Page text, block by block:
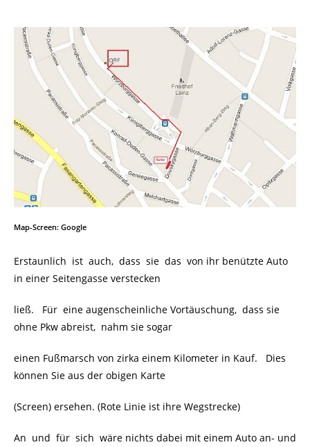
Map-Screen: Google
Erstaunlich ist auch, dass sie das von ihr benützte Auto
in einer Seitengasse verstecken
ließ. Für eine augenscheinliche Vortäuschung, dass sie
ohne Pkw abreist, nahm sie sogar
einen Fußmarsch von zirka einem Kilometer in Kauf. Dies
können Sie aus der obigen Karte
(Screen) ersehen. (Rote Linie ist ihre Wegstrecke)
An und für sich wäre nichts dabei mit einem Auto an- und